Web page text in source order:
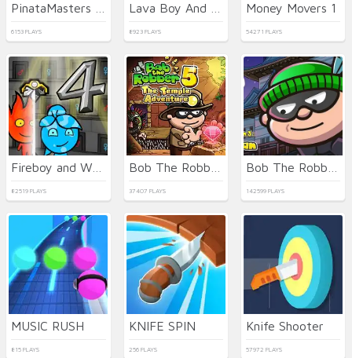
6153 PLAYS 8923 PLAYS
Money Movers 1
54271 PLAYS
82519 PLAYS 37407 PLAYS 142599 PLAYS
MUSIC RUSH
815 PLAYS
KNIFE SPIN
256 PLAYS
Knife Shooter
57972 PLAYS